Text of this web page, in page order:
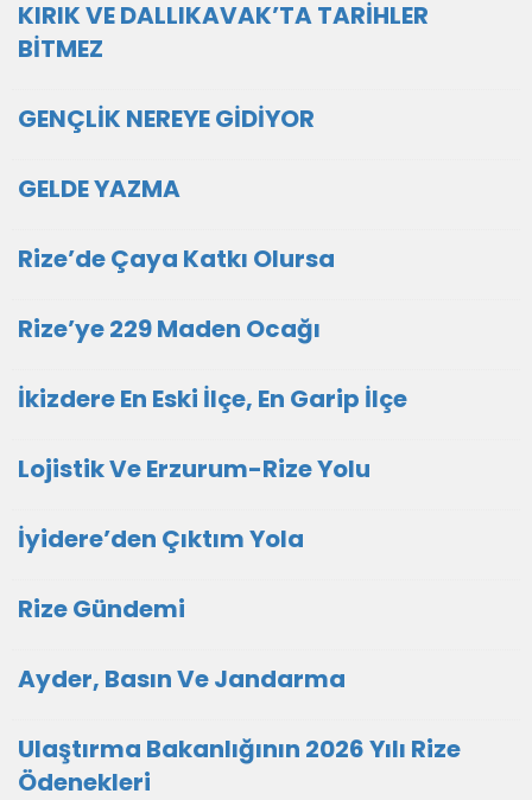
KIRIK VE DALLIKAVAK’TA TARİHLER
BİTMEZ
GENÇLİK NEREYE GİDİYOR
GELDE YAZMA
Rize’de Çaya Katkı Olursa
Rize’ye 229 Maden Ocağı
İkizdere En Eski İlçe, En Garip İlçe
Lojistik Ve Erzurum-Rize Yolu
İyidere’den Çıktım Yola
Rize Gündemi
Ayder, Basın Ve Jandarma
Ulaştırma Bakanlığının 2026 Yılı Rize
Ödenekleri